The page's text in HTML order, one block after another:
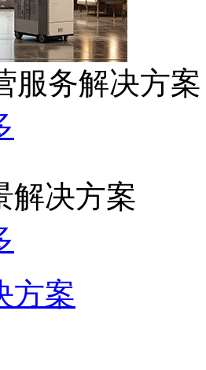
服务解决方案
解决方案
方案